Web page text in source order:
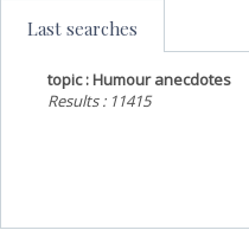
Last searches
topic : Humour anecdotes
Results : 11415